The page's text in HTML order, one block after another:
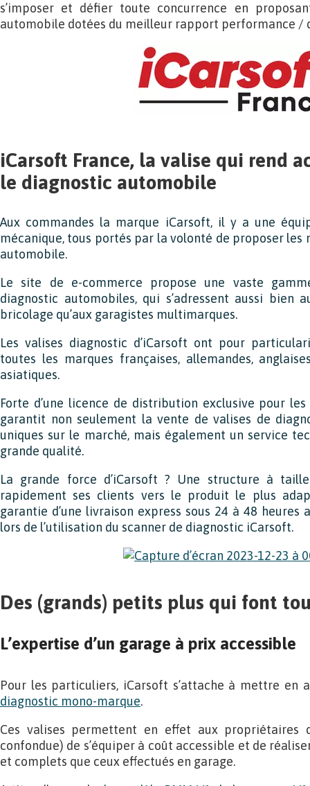
s’imposer et défier toute concurrence en
automobile dotées du meilleur rapport performance /
iCarsoft France, la valise qui rend
le diagnostic automobile
Aux commandes la marque iCarsoft, il y a une
mécanique, tous portés par la volonté de proposer
automobile.
Le site de e-commerce propose une vaste
diagnostic automobiles, qui s’adressent aussi bien
bricolage qu’aux garagistes multimarques.
Les valises diagnostic d’iCarsoft ont pour
toutes les marques françaises, allemandes,
asiatiques.
Forte d’une licence de distribution exclusive pour
garantit non seulement la vente de valises de
uniques sur le marché, mais également un service
grande qualité.
La grande force d’iCarsoft ? Une structure à
rapidement ses clients vers le produit le plus
garantie d’une livraison express sous 24 à 48 heures
lors de l’utilisation du scanner de diagnostic iCarsoft.
Des (grands) petits plus qui font
L’expertise d’un garage à prix accessible
Pour les particuliers, iCarsoft s’attache à mettre en
diagnostic mono-marque.
Ces valises permettent en effet aux propriétaires
confondue) de s’équiper à coût accessible et de
et complets que ceux effectués en garage.